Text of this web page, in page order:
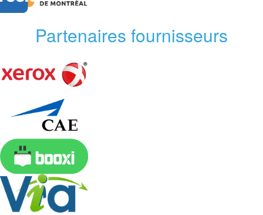
Partenaires fournisseurs